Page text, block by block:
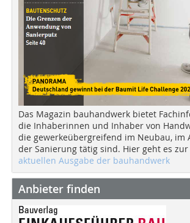
Das Magazin bauhandwerk bietet
die Inhaberinnen und Inhaber von
die gewerkeübergreifend im Neubau, im
der Sanierung tätig sind. Hier geht es zur
aktuellen Ausgabe der bauhandwerk
Anbieter finden